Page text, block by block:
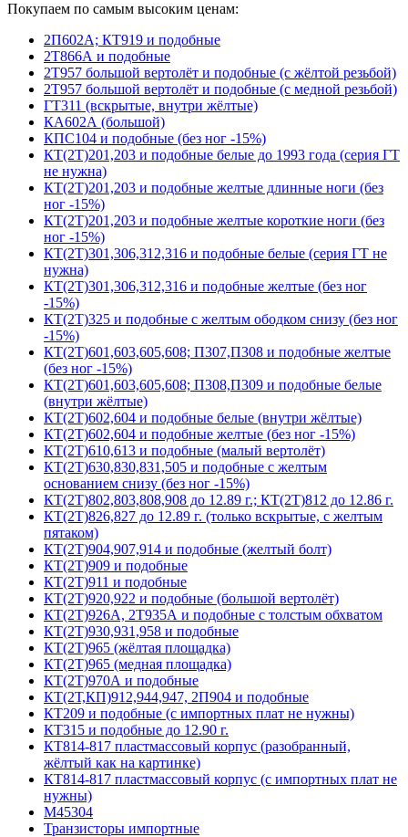
Покупаем по самым высоким ценам:
2П602А; КТ919 и подобные
2Т866А и подобные
2Т957 большой вертолёт и подобные (с жёлтой резьбой)
2Т957 большой вертолёт и подобные (с медной резьбой)
ГТ311 (вскрытые, внутри жёлтые)
КА602А (большой)
КПС104 и подобные (без ног -15%)
КТ(2Т)201,203 и подобные белые до 1993 года (серия ГТ
не нужна)
КТ(2Т)201,203 и подобные желтые длинные ноги (без
ног -15%)
КТ(2Т)201,203 и подобные желтые короткие ноги (без
ног -15%)
КТ(2Т)301,306,312,316 и подобные белые (серия ГТ не
нужна)
КТ(2Т)301,306,312,316 и подобные желтые (без ног
-15%)
КТ(2Т)325 и подобные с желтым ободком снизу (без ног
-15%)
КТ(2Т)601,603,605,608; П307,П308 и подобные желтые
(без ног -15%)
КТ(2Т)601,603,605,608; П308,П309 и подобные белые
(внутри жёлтые)
КТ(2Т)602,604 и подобные белые (внутри жёлтые)
КТ(2Т)602,604 и подобные желтые (без ног -15%)
КТ(2Т)610,613 и подобные (малый вертолёт)
КТ(2Т)630,830,831,505 и подобные с желтым
основанием снизу (без ног -15%)
КТ(2Т)802,803,808,908 до 12.89 г.; КТ(2Т)812 до 12.86 г.
КТ(2Т)826,827 до 12.89 г. (только вскрытые, с желтым
пятаком)
КТ(2Т)904,907,914 и подобные (желтый болт)
КТ(2Т)909 и подобные
КТ(2Т)911 и подобные
КТ(2Т)920,922 и подобные (большой вертолёт)
КТ(2Т)926А, 2Т935А и подобные с толстым обхватом
КТ(2Т)930,931,958 и подобные
КТ(2Т)965 (жёлтая площадка)
КТ(2Т)965 (медная площадка)
КТ(2Т)970А и подобные
КТ(2Т,КП)912,944,947, 2П904 и подобные
КТ209 и подобные (с импортных плат не нужны)
КТ315 и подобные до 12.90 г.
КТ814-817 пластмассовый корпус (разобранный,
жёлтый как на картинке)
КТ814-817 пластмассовый корпус (с импортных плат не
нужны)
М45304
Транзисторы импортные